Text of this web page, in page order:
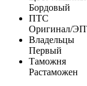
Бордовый
ПТС
Оригинал/
Владельцы
Первый
Таможня
Растаможен